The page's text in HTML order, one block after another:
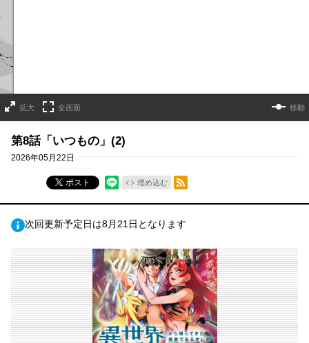
拡大 全画面 移動
第8話「いつもの」(2)
2026年05月22日
ポスト 埋め込む
RSSフィード
次回更新予定日は8月21日となります